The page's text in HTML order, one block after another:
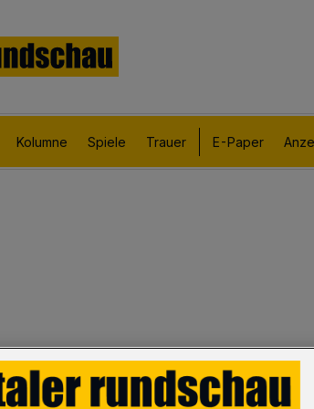
Kolumne Spiele Trauer E-Paper